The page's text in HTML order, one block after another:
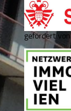
gefördert von